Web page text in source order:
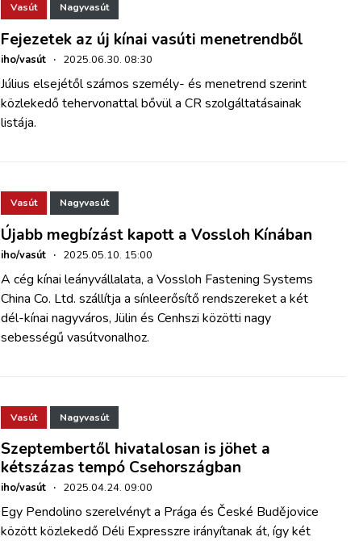
Vasút Nagyvasút
Fejezetek az új kínai vasúti menetrendből
iho/vasút · 2025.06.30. 08:30
Július elsejétől számos személy- és menetrend szerint
közlekedő tehervonattal bővül a CR szolgáltatásainak
listája.
Vasút Nagyvasút
Újabb megbízást kapott a Vossloh Kínában
iho/vasút · 2025.05.10. 15:00
A cég kínai leányvállalata, a Vossloh Fastening Systems
China Co. Ltd. szállítja a sínleerősítő rendszereket a két
dél-kínai nagyváros, Jülin és Cenhszi közötti nagy
sebességű vasútvonalhoz.
Vasút Nagyvasút
Szeptembertől hivatalosan is jöhet a
kétszázas tempó Csehországban
iho/vasút · 2025.04.24. 09:00
Egy Pendolino szerelvényt a Prága és České Budějovice
között közlekedő Déli Expresszre irányítanak át, így két